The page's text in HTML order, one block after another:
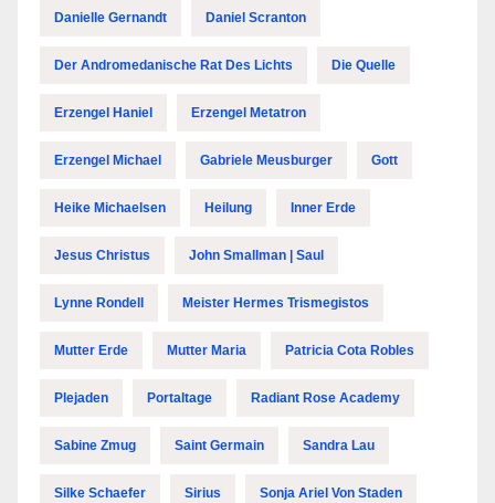
Danielle Gernandt Daniel Scranton
Der Andromedanische Rat Des Lichts Die Quelle
Erzengel Haniel Erzengel Metatron
Erzengel Michael Gabriele Meusburger Gott
Heike Michaelsen Heilung Inner Erde
Jesus Christus John Smallman | Saul
Lynne Rondell Meister Hermes Trismegistos
Mutter Erde Mutter Maria Patricia Cota Robles
Plejaden Portaltage Radiant Rose Academy
Sabine Zmug Saint Germain Sandra Lau
Silke Schaefer Sirius Sonja Ariel Von Staden